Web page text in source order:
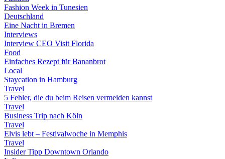
Fashion Week in Tunesien
Deutschland
Eine Nacht in Bremen
Interviews
Interview CEO Visit Florida
Food
Einfaches Rezept für Bananbrot
Local
Staycation in Hamburg
Travel
5 Fehler, die du beim Reisen vermeiden kannst
Travel
Business Trip nach Köln
Travel
Elvis lebt – Festivalwoche in Memphis
Travel
Insider Tipp Downtown Orlando